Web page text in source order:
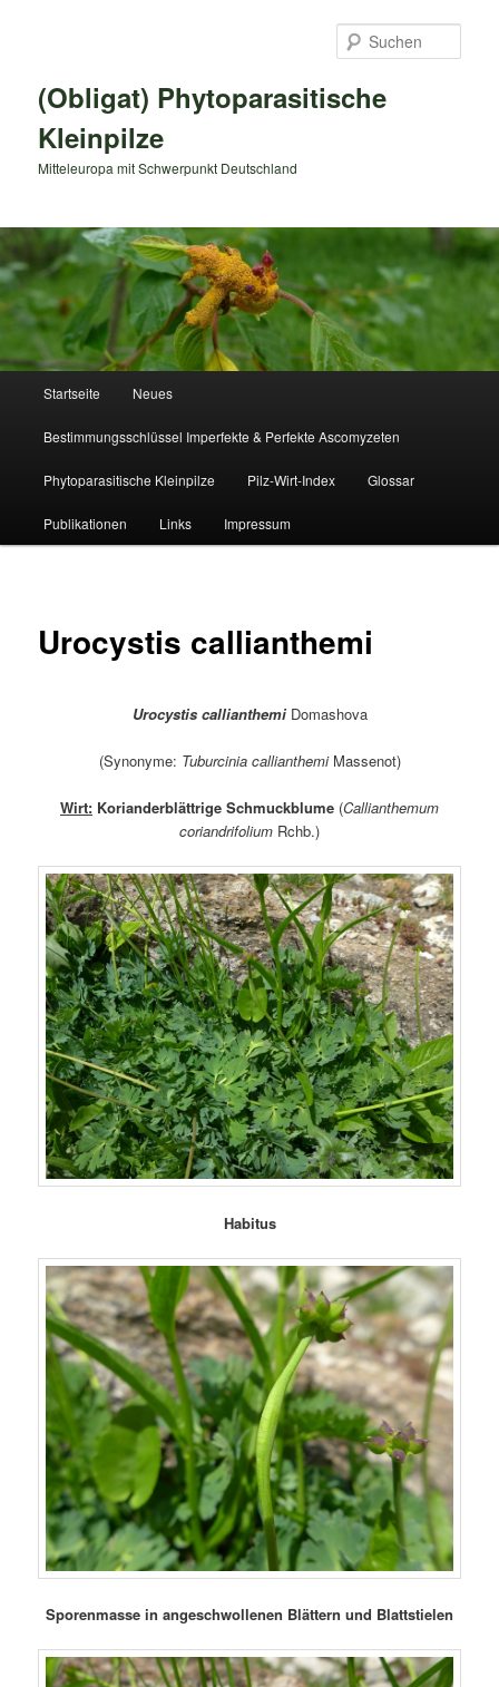
(Obligat) Phytoparasitische
Kleinpilze
Mitteleuropa mit Schwerpunkt Deutschland
Startseite Neues
Bestimmungsschlüssel Imperfekte & Perfekte Ascomyzeten
Phytoparasitische Kleinpilze Pilz-Wirt-Index Glossar
Publikationen Links Impressum
Urocystis callianthemi
Urocystis callianthemi Domashova
(Synonyme: Tuburcinia callianthemiMassenot)
Wirt: Korianderblättrige Schmuckblume (Callianthemum
coriandrifolium Rchb.)
Habitus
Sporenmasse in angeschwollenen Blättern und Blattstielen